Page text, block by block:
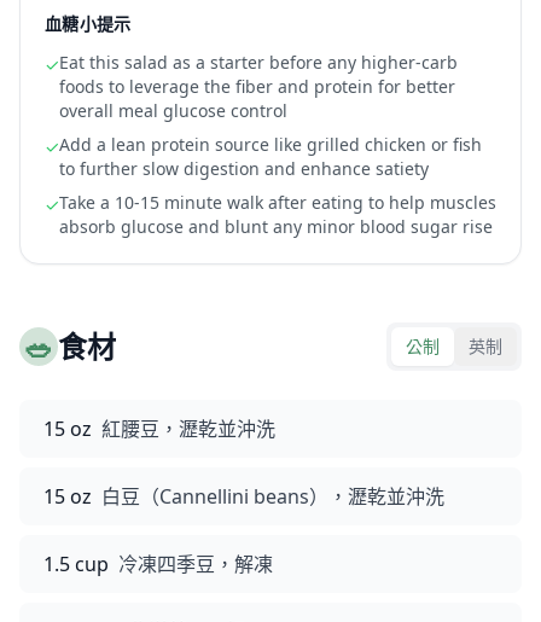
血糖小提示
✓Eat this salad as a starter before any higher-carb
foods to leverage the fiber and protein for better
overall meal glucose control
✓Add a lean protein source like grilled chicken or fish
to further slow digestion and enhance satiety
✓Take a 10-15 minute walk after eating to help muscles
absorb glucose and blunt any minor blood sugar rise
🥗食材 公制 英制
15 oz 紅腰豆，瀝乾並沖洗
15 oz 白豆（Cannellini beans），瀝乾並沖洗
1.5 cup 冷凍四季豆，解凍